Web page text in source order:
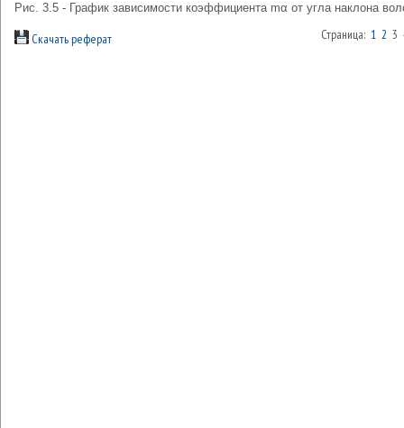
Рис. 3.5 - График зависимости коэффициента mα от угла наклона
Скачать реферат Страница: 1 2 3